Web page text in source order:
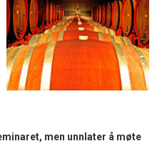
men unnlater å møte